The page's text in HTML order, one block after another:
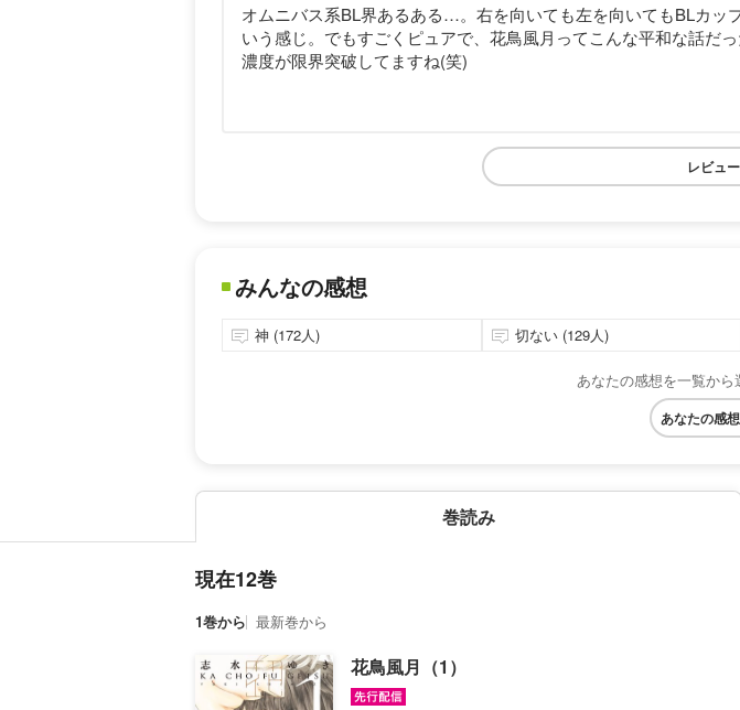
オムニバス系BL界あるある…。右を向いても左を向いてもBLカ
いう感じ。でもすごくピュアで、花鳥風月ってこんな平和な話だ
濃度が限界突破してますね(笑)
レビュ
みんなの感想
神 (172人) 切ない (129人)
あなたの感想を一覧から
あなたの感
巻読み
現在12巻
1巻から 最新巻から
花鳥風月（1）